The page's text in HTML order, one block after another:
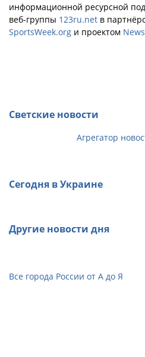
информационной ресурсной
веб-группы 123ru.net в
SportsWeek.org и проектом
Светские новости
Агрегатор
Сегодня в Украине
Другие новости дня
Все города России от А до Я